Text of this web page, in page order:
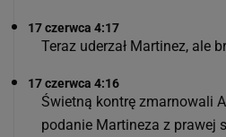
17 czerwca 4:17
Teraz uderzał Martinez, ale
17 czerwca 4:16
Świetną kontrę zmarnowali
podanie Martineza z prawej